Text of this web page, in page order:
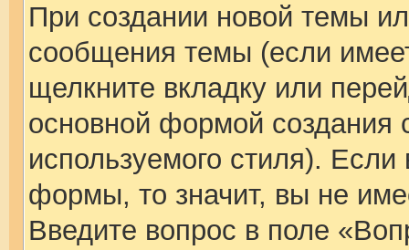
При создании новой темы
сообщения темы (если
щелкните вкладку или
основной формой создания
используемого стиля).
формы, то значит, вы не
Введите вопрос в поле